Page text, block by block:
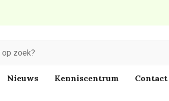
Nieuws Kenniscentrum Contact